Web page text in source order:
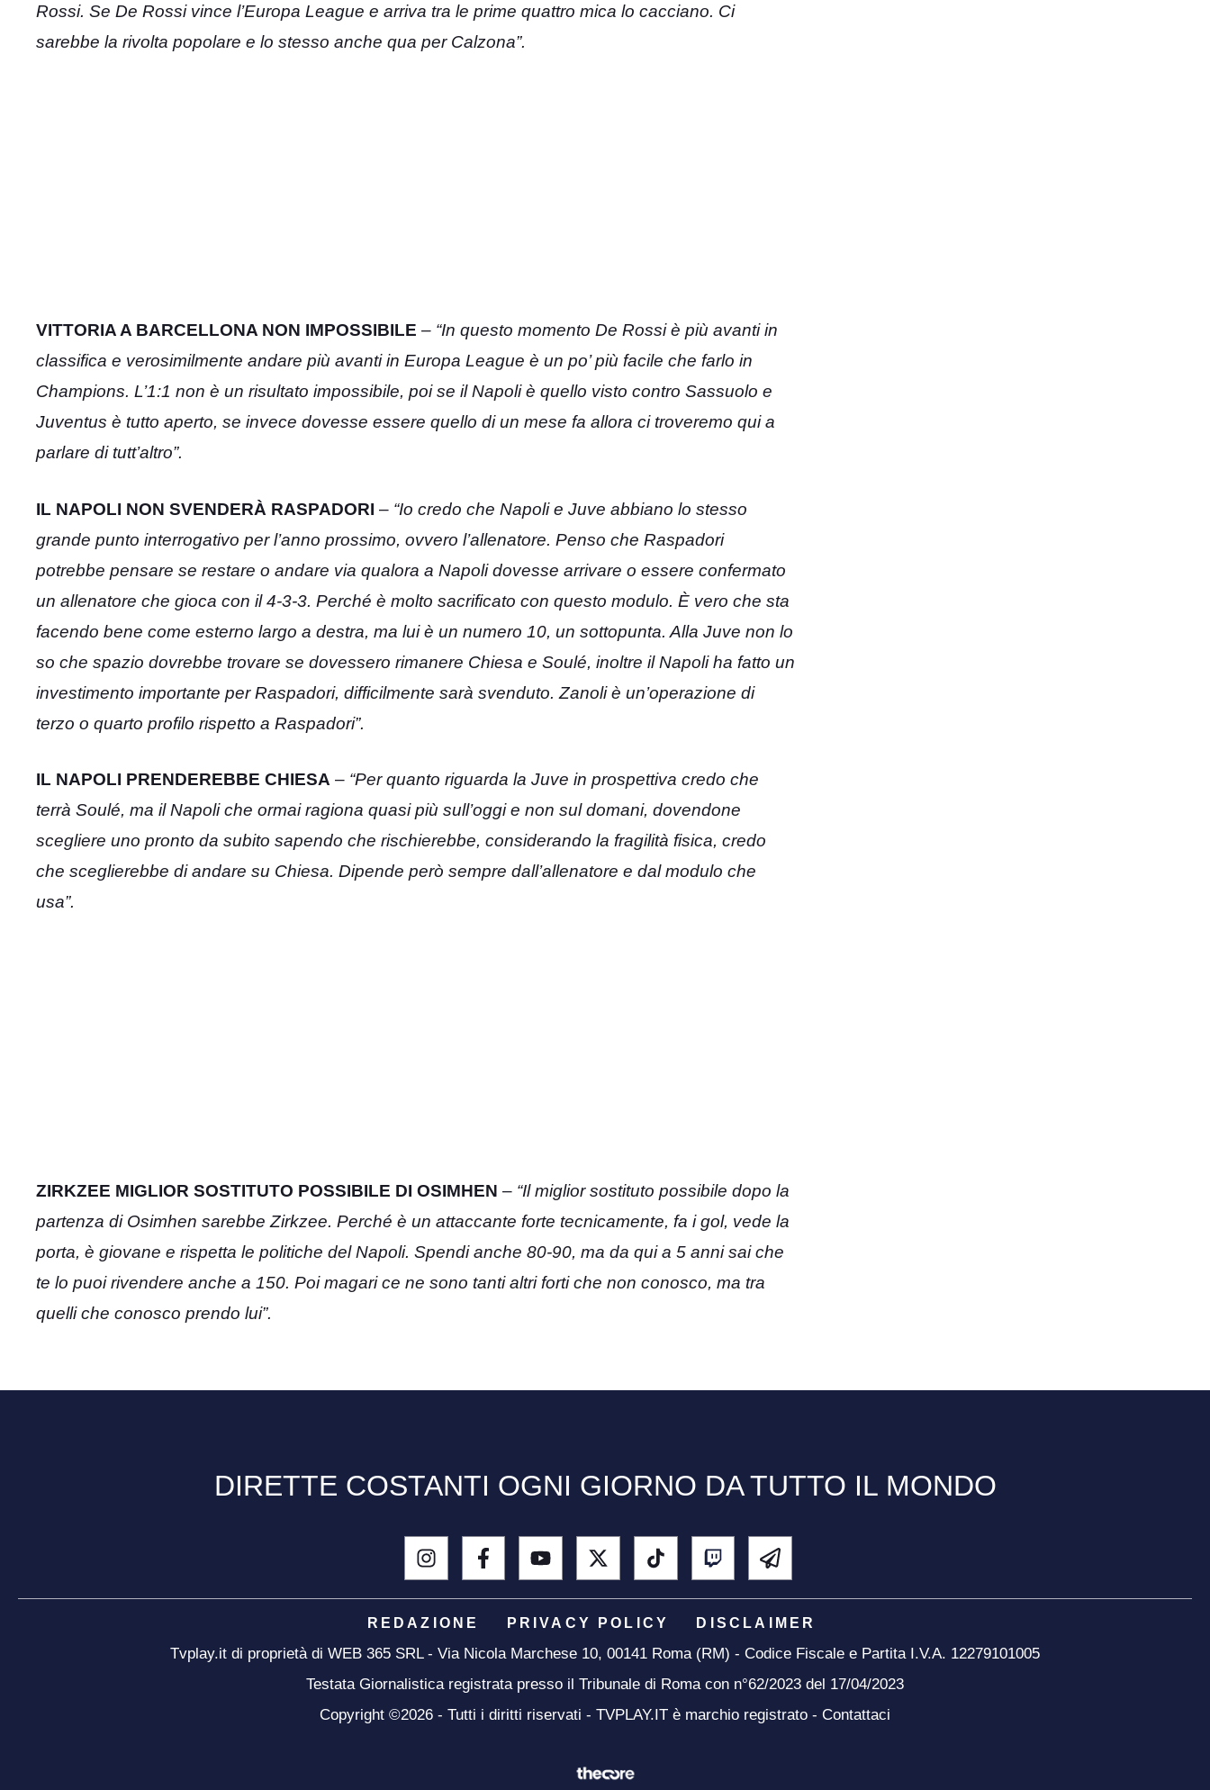
Rossi. Se De Rossi vince l’Europa League e arriva tra le prime quattro mica lo cacciano. Ci
sarebbe la rivolta popolare e lo stesso anche qua per Calzona”.
VITTORIA A BARCELLONA NON IMPOSSIBILE – “In questo momento De Rossi è più avanti in
classifica e verosimilmente andare più avanti in Europa League è un po’ più facile che farlo in
Champions. L’1:1 non è un risultato impossibile, poi se il Napoli è quello visto contro Sassuolo e
Juventus è tutto aperto, se invece dovesse essere quello di un mese fa allora ci troveremo qui a
parlare di tutt’altro”.
IL NAPOLI NON SVENDERÀ RASPADORI – “Io credo che Napoli e Juve abbiano lo stesso
grande punto interrogativo per l’anno prossimo, ovvero l’allenatore. Penso che Raspadori
potrebbe pensare se restare o andare via qualora a Napoli dovesse arrivare o essere confermato
un allenatore che gioca con il 4-3-3. Perché è molto sacrificato con questo modulo. È vero che sta
facendo bene come esterno largo a destra, ma lui è un numero 10, un sottopunta. Alla Juve non lo
so che spazio dovrebbe trovare se dovessero rimanere Chiesa e Soulé, inoltre il Napoli ha fatto un
investimento importante per Raspadori, difficilmente sarà svenduto. Zanoli è un’operazione di
terzo o quarto profilo rispetto a Raspadori”.
IL NAPOLI PRENDEREBBE CHIESA – “Per quanto riguarda la Juve in prospettiva credo che
terrà Soulé, ma il Napoli che ormai ragiona quasi più sull’oggi e non sul domani, dovendone
scegliere uno pronto da subito sapendo che rischierebbe, considerando la fragilità fisica, credo
che sceglierebbe di andare su Chiesa. Dipende però sempre dall’allenatore e dal modulo che
usa”.
ZIRKZEE MIGLIOR SOSTITUTO POSSIBILE DI OSIMHEN – “Il miglior sostituto possibile dopo la
partenza di Osimhen sarebbe Zirkzee. Perché è un attaccante forte tecnicamente, fa i gol, vede la
porta, è giovane e rispetta le politiche del Napoli. Spendi anche 80-90, ma da qui a 5 anni sai che
te lo puoi rivendere anche a 150. Poi magari ce ne sono tanti altri forti che non conosco, ma tra
quelli che conosco prendo lui”.
DIRETTE COSTANTI OGNI GIORNO DA TUTTO IL MONDO
REDAZIONE PRIVACY POLICY DISCLAIMER
Tvplay.it di proprietà di WEB 365 SRL - Via Nicola Marchese 10, 00141 Roma (RM) - Codice Fiscale e Partita I.V.A. 12279101005
Testata Giornalistica registrata presso il Tribunale di Roma con n°62/2023 del 17/04/2023
Copyright ©2026 - Tutti i diritti riservati - TVPLAY.IT è marchio registrato - Contattaci